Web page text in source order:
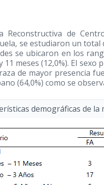
Reconstructiva de
se estudiaron un total
se ubicaron en los
meses (12,0%). El
de mayor presencia
(64,0%) como se
demográficas de